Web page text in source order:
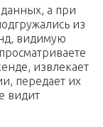
а при
из
видимую
извлекает
передает их
видит